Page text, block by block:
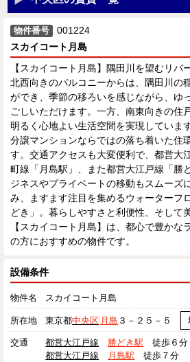
物件番号
001224
スカイコート月島
【スカイコート月島】隅田川を望むリバ
北西向きのバルコニーからは、隅田川の
ができ、季節の移ろいを感じながら、ゆ
ごしいただけます。一方、南東向きの住
明るく心地よい生活空間を実現していま
分譲マンションならではの落ち着いた住
す。交通アクセスも大変便利で、都営大
町線「月島駅」、また都営大江戸線「勝
ジネスやプライベートの移動もスムーズ
み、ますます注目を集めるウォーターフ
どき」。暮らしやすさと利便性、そして
【スカイコート月島】は、都心で豊かな
の方におすすめの物件です。
設備条件
物件名 スカイコート月島
所在地 東京都中央区 月島 ３－２５－５
交通 都営大江戸線 勝どき駅 徒歩６分
都営大江戸線
月島駅 徒歩７分